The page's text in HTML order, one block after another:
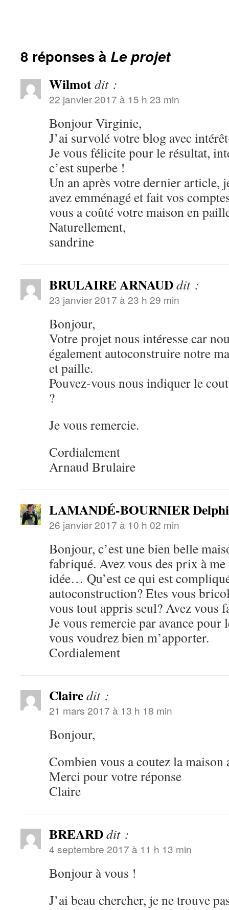
8 réponses à Le projet
Wilmotdit :
22 janvier 2017 à 15 h 23 min
Bonjour Virginie,
J’ai survolé votre blog avec
Je vous félicite pour le résultat,
c’est superbe !
Un an après votre dernier article,
avez emménagé et fait vos
vous a coûté votre maison en
Naturellement,
sandrine
BRULAIRE ARNAUDdit :
23 janvier 2017 à 23 h 29 min
Bonjour,
Votre projet nous intéresse car
également autoconstruire notre
et paille.
Pouvez-vous nous indiquer le
?
Je vous remercie.
Cordialement
Arnaud Brulaire
LAMANDÉ-BOURNIER
26 janvier 2017 à 10 h 02 min
Bonjour, c’est une bien belle
fabriqué. Avez vous des prix à
idée… Qu’est ce qui est
autoconstruction? Etes vous
vous tout appris seul? Avez vous
Je vous remercie par avance
vous voudrez bien m’apporter.
Cordialement
Clairedit :
21 mars 2017 à 13 h 18 min
Bonjour,
Combien vous a coutez la maison
Merci pour votre réponse
Claire
BREARDdit :
4 septembre 2017 à 11 h 13 min
Bonjour à vous !
J’ai beau chercher, je ne trouve